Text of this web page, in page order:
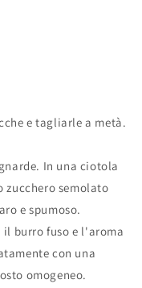
e tagliarle a metà.
In una ciotola
zucchero semolato
e spumoso.
burro fuso e l'aroma
con una
omogeneo.